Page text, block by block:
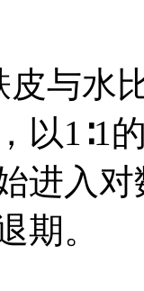
与水
以1∶1
进入
期。